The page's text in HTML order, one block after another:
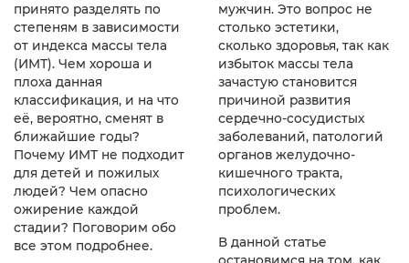
принято разделять по
степеням в зависимости
от индекса массы тела
(ИМТ). Чем хороша и
плоха данная
классификация, и на что
её, вероятно, сменят в
ближайшие годы?
Почему ИМТ не подходит
для детей и пожилых
людей? Чем опасно
ожирение каждой
стадии? Поговорим обо
все этом подробнее.
мужчин. Это вопрос не
столько эстетики,
сколько здоровья, так как
избыток массы тела
зачастую становится
причиной развития
сердечно-сосудистых
заболеваний, патологий
органов желудочно-
кишечного тракта,
психологических
проблем.
В данной статье
остановимся на том, как